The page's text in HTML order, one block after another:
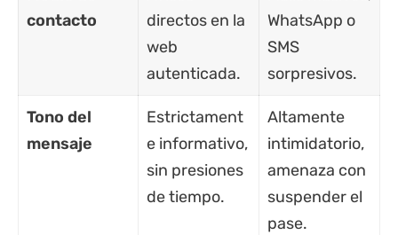
contacto
directos en la
web
autenticada.
WhatsApp o
SMS
sorpresivos.
Tono del
mensaje
Estrictament
e informativo,
sin presiones
de tiempo.
Altamente
intimidatorio,
amenaza con
suspender el
pase.